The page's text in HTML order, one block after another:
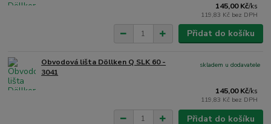
145,00 Kč/ks
119,83 Kč bez DPH
Přidat do košíku
Obvodová lišta Döllken Q SLK 60 -
3041
145,00 Kč/ks
119,83 Kč bez DPH
skladem u dodavatele
Přidat do košíku